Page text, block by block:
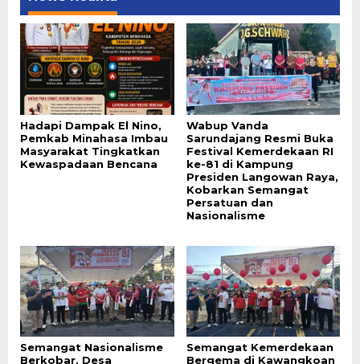
Hadapi Dampak El Nino,
Pemkab Minahasa Imbau
Masyarakat Tingkatkan
Kewaspadaan Bencana
Wabup Vanda
Sarundajang Resmi Buka
Festival Kemerdekaan RI
ke-81 di Kampung
Presiden Langowan Raya,
Kobarkan Semangat
Persatuan dan
Nasionalisme
Semangat Nasionalisme
Berkobar, Desa
Semangat Kemerdekaan
Bergema di Kawangkoan